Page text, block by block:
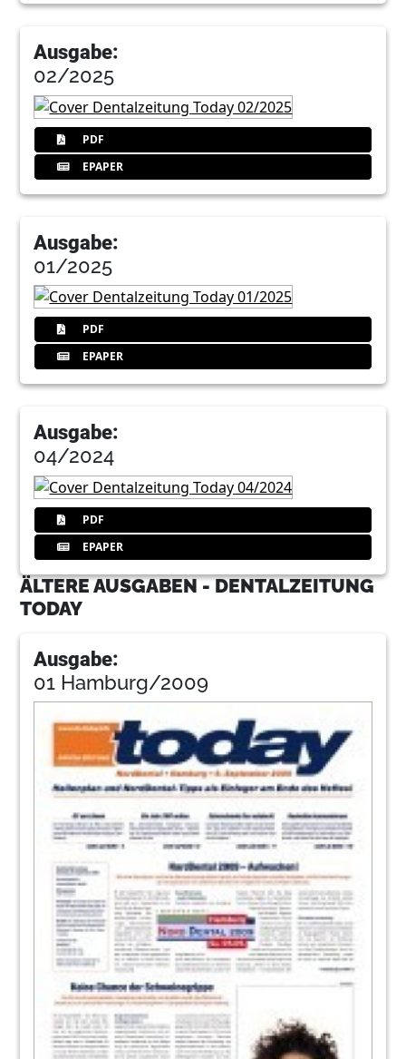
Ausgabe:
02/2025
PDF
EPAPER
Ausgabe:
01/2025
PDF
EPAPER
Ausgabe:
04/2024
PDF
EPAPER
ÄLTERE AUSGABEN - DENTALZEITUNG
TODAY
Ausgabe:
01 Hamburg/2009